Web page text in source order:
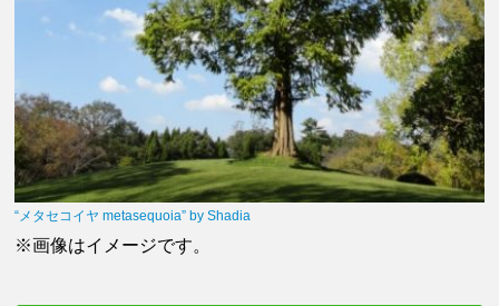
“メタセコイヤ metasequoia” by Shadia
※画像はイメージです。